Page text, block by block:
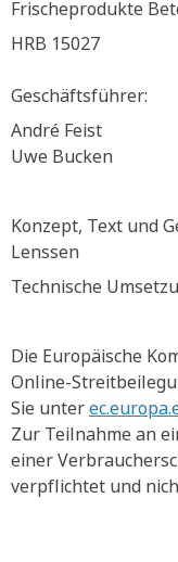
Frischeprodukte
HRB 15027
Geschäftsführer:
André Feist
Uwe Bucken
Konzept, Text und
Lenssen
Technische
Die Europäische
Online-
Sie unter
Zur Teilnahme an
einer
verpflichtet und